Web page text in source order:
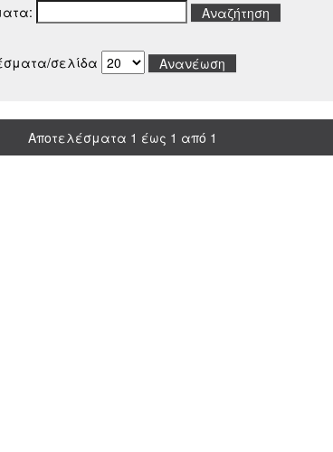
σελίδα
Αποτελέσματα 1 έως 1 από 1